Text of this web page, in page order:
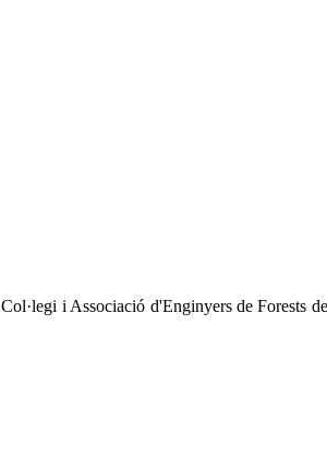
i Associació d'Enginyers de Forests